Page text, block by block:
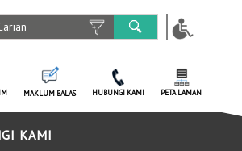
MAKLUM BALAS HUBUNGI KAMI PETA LAMAN
KAMI